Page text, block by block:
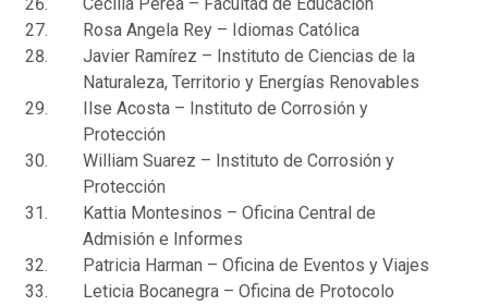
Rosa Angela Rey – Idiomas Católica
Javier Ramírez – Instituto de Ciencias de la
Naturaleza, Territorio y Energías Renovables
Ilse Acosta – Instituto de Corrosión y
Protección
William Suarez – Instituto de Corrosión y
Protección
Kattia Montesinos – Oficina Central de
Admisión e Informes
Patricia Harman – Oficina de Eventos y Viajes
Leticia Bocanegra – Oficina de Protocolo